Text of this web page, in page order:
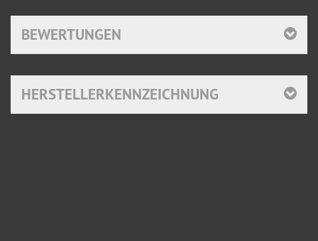
BEWERTUNGEN
HERSTELLERKENNZEICHNUNG